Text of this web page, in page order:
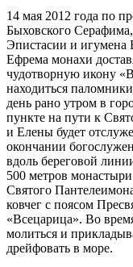
14 мая 2012 года по
Быховского
Эпистасии и игумена
Ефрема монахи
чудотворную икону
находиться
день рано утром в
пункте на пути к
и Елены будет
окончании
вдоль береговой
500 метров
Святого
ковчег с поясом
«Всецарица». Во
молиться и
дрейфовать в море.